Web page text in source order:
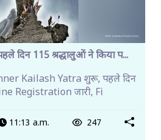
दिन 115 श्रद्धालुओं ने किया प...
Kailash Yatra शुरू, पहले दिन
Registration जारी, Fi
11:13 a.m. 247